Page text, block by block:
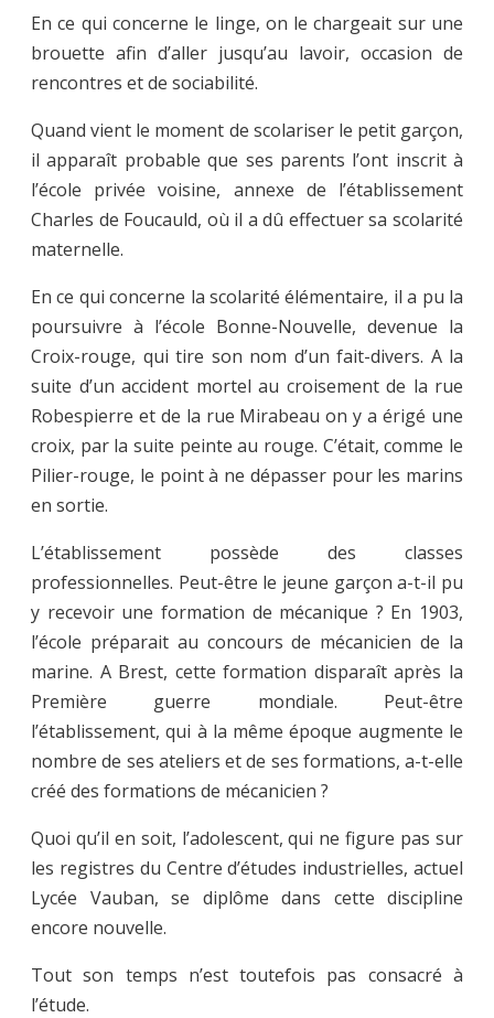
En ce qui concerne le linge, on le chargeait sur une
brouette afin d’aller jusqu’au lavoir, occasion de
rencontres et de sociabilité.
Quand vient le moment de scolariser le petit garçon,
il apparaît probable que ses parents l’ont inscrit à
l’école privée voisine, annexe de l’établissement
Charles de Foucauld, où il a dû effectuer sa scolarité
maternelle.
En ce qui concerne la scolarité élémentaire, il a pu la
poursuivre à l’école Bonne-Nouvelle, devenue la
Croix-rouge, qui tire son nom d’un fait-divers. A la
suite d’un accident mortel au croisement de la rue
Robespierre et de la rue Mirabeau on y a érigé une
croix, par la suite peinte au rouge. C’était, comme le
Pilier-rouge, le point à ne dépasser pour les marins
en sortie.
L’établissement possède des classes
professionnelles. Peut-être le jeune garçon a-t-il pu
y recevoir une formation de mécanique ? En 1903,
l’école préparait au concours de mécanicien de la
marine. A Brest, cette formation disparaît après la
Première guerre mondiale. Peut-être
l’établissement, qui à la même époque augmente le
nombre de ses ateliers et de ses formations, a-t-elle
créé des formations de mécanicien ?
Quoi qu’il en soit, l’adolescent, qui ne figure pas sur
les registres du Centre d’études industrielles, actuel
Lycée Vauban, se diplôme dans cette discipline
encore nouvelle.
Tout son temps n’est toutefois pas consacré à
l’étude.